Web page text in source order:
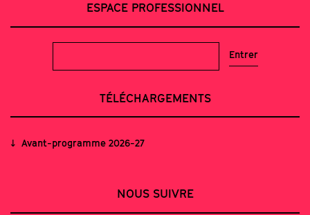
ESPACE PROFESSIONNEL
TÉLÉCHARGEMENTS
Avant-programme 2026-27
NOUS SUIVRE